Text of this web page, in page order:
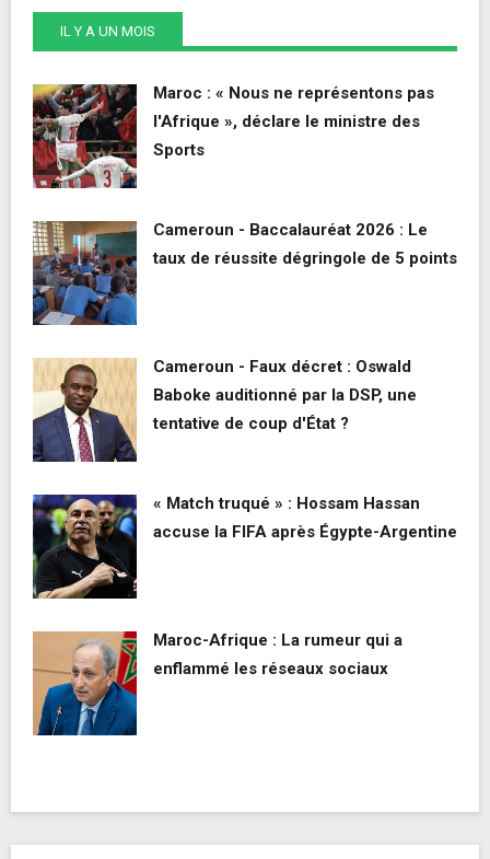
IL Y A UN MOIS
Maroc : « Nous ne représentons pas
l'Afrique », déclare le ministre des
Sports
Cameroun - Baccalauréat 2026 : Le
taux de réussite dégringole de 5 points
Cameroun - Faux décret : Oswald
Baboke auditionné par la DSP, une
tentative de coup d'État ?
« Match truqué » : Hossam Hassan
accuse la FIFA après Égypte-Argentine
Maroc-Afrique : La rumeur qui a
enflammé les réseaux sociaux